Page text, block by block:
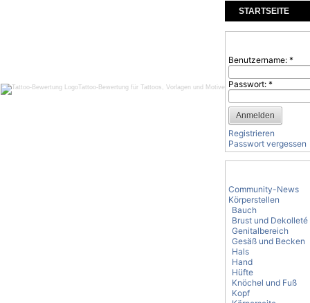
Tattoo-Bewertung für Tattoos, Vorlagen und Motive
STARTSEITE
KOMMENTARE
Benutzername: *
Passwort: *
Registrieren
Passwort vergessen
Community-News
Körperstellen
Bauch
Brust und Dekolleté
Genitalbereich
Gesäß und Becken
Hals
Hand
Hüfte
Knöchel und Fuß
Kopf